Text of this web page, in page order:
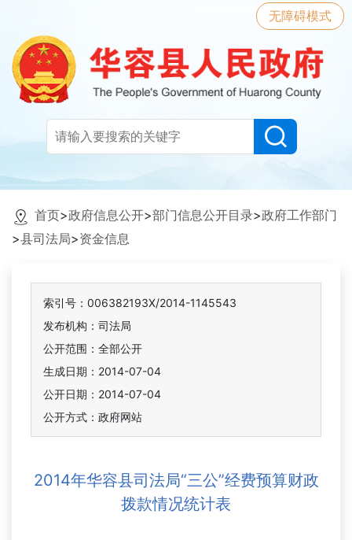
无障碍模式
首页>政府信息公开>部门信息公开目录>政府工作部门
>县司法局>资金信息
索引号：006382193X/2014-1145543
发布机构：司法局
公开范围：全部公开
生成日期：2014-07-04
公开日期：2014-07-04
公开方式：政府网站
2014年华容县司法局“三公”经费预算财政
拨款情况统计表